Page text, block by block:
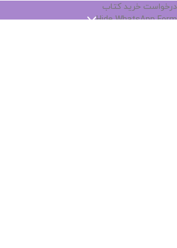
درخواست خرید کتاب
Hide WhatsApp Form